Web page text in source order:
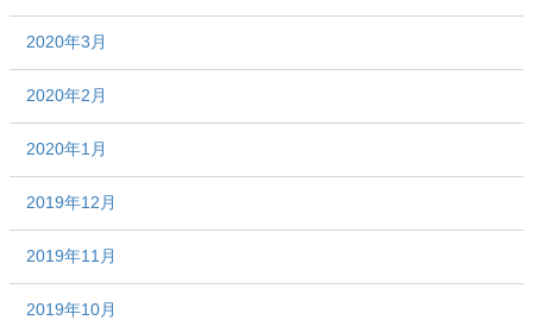
2020年3月
2020年2月
2020年1月
2019年12月
2019年11月
2019年10月